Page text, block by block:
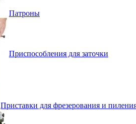
Патроны
Приспособления для заточки
Приставки для фрезерования и